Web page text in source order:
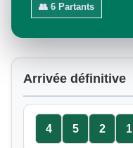
👥 6 Partants
Arrivée définitive
4 5 2 1